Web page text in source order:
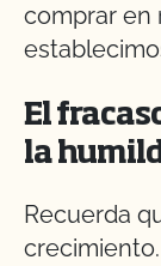
comprar en
El
la
Recuerda